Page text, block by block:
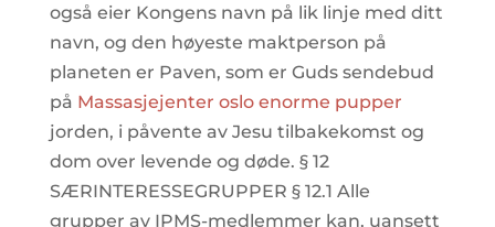
også eier Kongens navn på lik linje med ditt
navn, og den høyeste maktperson på
planeten er Paven, som er Guds sendebud
på Massasjejenter oslo enorme pupper
jorden, i påvente av Jesu tilbakekomst og
dom over levende og døde. § 12
SÆRINTERESSEGRUPPER § 12.1 Alle
grupper av IPMS-medlemmer kan, uansett